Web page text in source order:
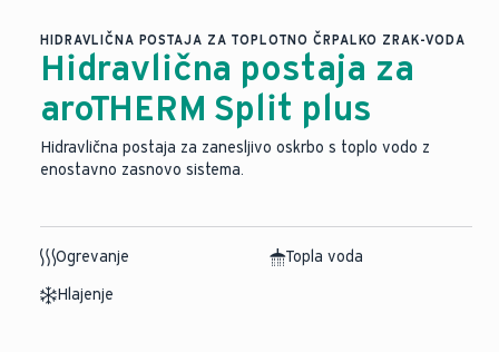
HIDRAVLIČNA POSTAJA ZA TOPLOTNO ČRPALKO ZRAK-VODA
Hidravlična postaja za
aroTHERM Split plus
Hidravlična postaja za zanesljivo oskrbo s toplo vodo z
enostavno zasnovo sistema.
Ogrevanje
Topla voda
Hlajenje